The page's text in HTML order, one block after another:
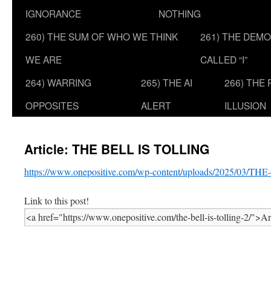
IGNORANCE
NOTHING
260) THE SUM OF WHO WE THINK
WE ARE
261) THE
CALLED “I”
264) WARRING
OPPOSITES
265) THE AI
ALERT
266) THE
ILLUSION
Article: THE BELL IS TOLLING
https://www.onepositive.com/wp-content/uploads/2025/03/
Link to this post!